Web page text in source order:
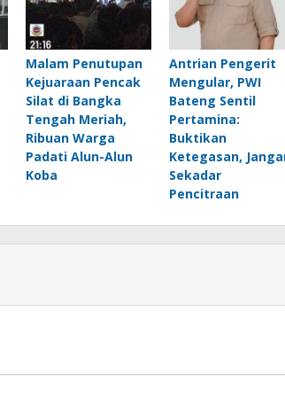
Malam Penutupan
Kejuaraan Pencak
Silat di Bangka
Tengah Meriah,
Ribuan Warga
Padati Alun-Alun
Koba
Antrian Pengerit
Mengular, PWI
Bateng Sentil
Pertamina:
Buktikan
Ketegasan,
Sekadar
Pencitraan